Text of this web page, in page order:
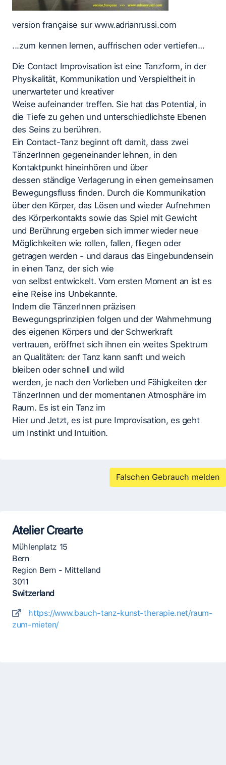
version française sur www.adrianrussi.com
...zum kennen lernen, auffrischen oder vertiefen…
Die Contact Improvisation ist eine Tanzform, in der
Physikalität, Kommunikation und Verspieltheit in
unerwarteter und kreativer
Weise aufeinander treffen. Sie hat das Potential, in
die Tiefe zu gehen und unterschiedlichste Ebenen
des Seins zu berühren.
Ein Contact-Tanz beginnt oft damit, dass zwei
TänzerInnen gegeneinander lehnen, in den
Kontaktpunkt hineinhören und über
dessen ständige Verlagerung in einen gemeinsamen
Bewegungsfluss finden. Durch die Kommunikation
über den Körper, das Lösen und wieder Aufnehmen
des Körperkontakts sowie das Spiel mit Gewicht
und Berührung ergeben sich immer wieder neue
Möglichkeiten wie rollen, fallen, fliegen oder
getragen werden - und daraus das Eingebundensein
in einen Tanz, der sich wie
von selbst entwickelt. Vom ersten Moment an ist es
eine Reise ins Unbekannte.
Indem die TänzerInnen präzisen
Bewegungsprinzipien folgen und der Wahrnehmung
des eigenen Körpers und der Schwerkraft
vertrauen, eröffnet sich ihnen ein weites Spektrum
an Qualitäten: der Tanz kann sanft und weich
bleiben oder schnell und wild
werden, je nach den Vorlieben und Fähigkeiten der
TänzerInnen und der momentanen Atmosphäre im
Raum. Es ist ein Tanz im
Hier und Jetzt, es ist pure Improvisation, es geht
um Instinkt und Intuition.
Falschen Gebrauch melden
Atelier Crearte
Mühlenplatz 15
Bern
Region Bern - Mittelland
3011
Switzerland
https://www.bauch-tanz-kunst-therapie.net/raum-
zum-mieten/